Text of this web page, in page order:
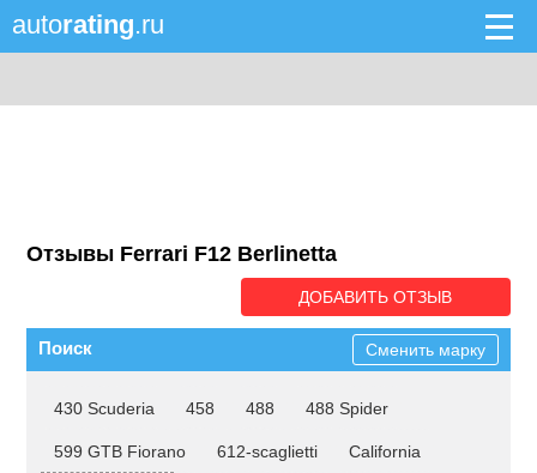
autorating.ru
Отзывы Ferrari F12 Berlinetta
ДОБАВИТЬ ОТЗЫВ
Поиск Сменить марку
430 Scuderia 458 488 488 Spider
599 GTB Fiorano 612-scaglietti California